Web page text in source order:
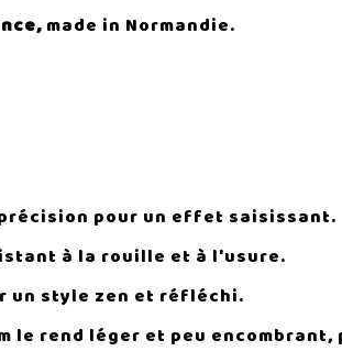
made in Normandie.
pour un effet saisissant.
à la rouille et à l'usure.
un style zen et réfléchi.
le rend léger et peu